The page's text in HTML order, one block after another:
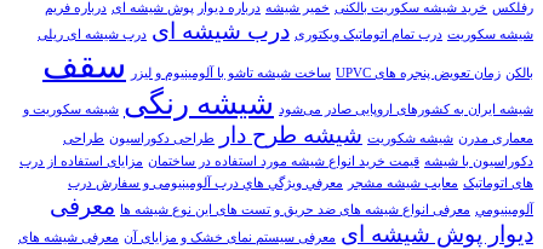
رفلکس خرید شیشه سکوریت بالکنی خمیر شیشه درباره دیوار پوش شیشه ای درباره فریم
شیشه سکوریت درب تمام اتوماتیک ویکتوری درب شیشه ای درب شیشه ای ریلی
بالکن زمان تعویض پنجره های UPVC ساخت شیشه تاشو با آلومینیوم و لیزر سقف
شیشه ایران به کشور‌های اروپایی صادر می‌شود شیشه رنگی شیشه سکوریت و
معماری مدرن شیشه شکوریت شیشه طرح دار طراحی دکوراسیون طراحی
دکوراسیون با شیشه قیمت خرید انواع شیشه مورد استفاده در ساختمان مزایای استفاده از درب
های اتوماتیک معایب شیشه مشجر
معرفي ويژگي هاي درب آلومینیومی و سفارش درب
آلومينيومي معرفی انواع شیشه های ضد حریق و تست های این نوع شیشه ها
معرفی
دیوار پوش شیشه ای معرفی سیستم نمای خشک و مزایای آن معرفی شیشه های